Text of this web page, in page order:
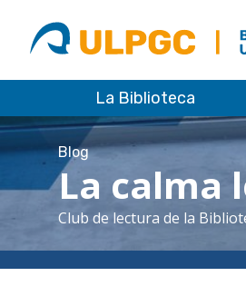
ULPGC
La Biblioteca
Blog
La calma
Club de lectura de la